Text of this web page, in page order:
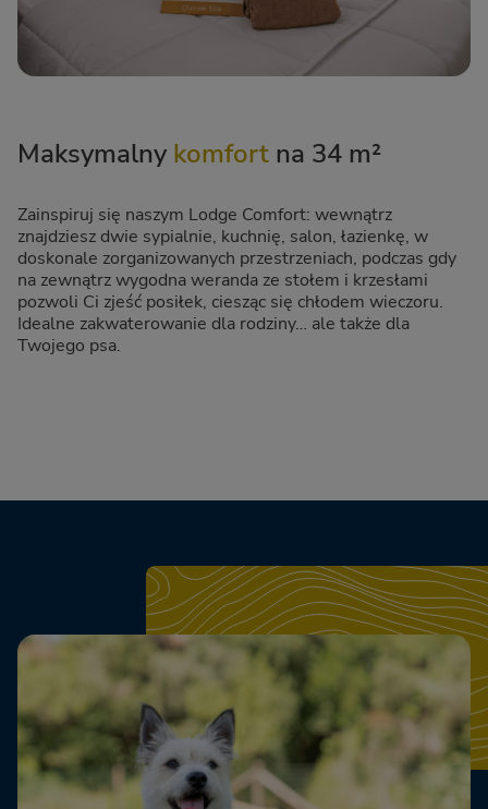
Maksymalny komfort na 34 m²
Zainspiruj się naszym Lodge Comfort: wewnątrz
znajdziesz dwie sypialnie, kuchnię, salon, łazienkę, w
doskonale zorganizowanych przestrzeniach, podczas gdy
na zewnątrz wygodna weranda ze stołem i krzesłami
pozwoli Ci zjeść posiłek, ciesząc się chłodem wieczoru.
Idealne zakwaterowanie dla rodziny… ale także dla
Twojego psa.